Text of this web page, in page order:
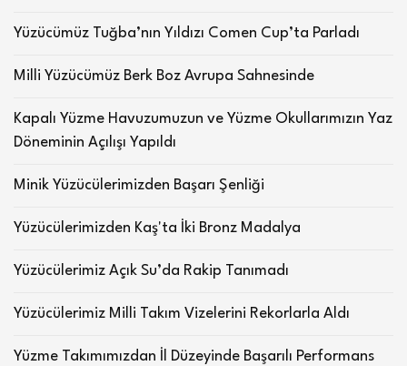
Yüzücümüz Tuğba’nın Yıldızı Comen Cup’ta Parladı
Milli Yüzücümüz Berk Boz Avrupa Sahnesinde
Kapalı Yüzme Havuzumuzun ve Yüzme Okullarımızın Yaz
Döneminin Açılışı Yapıldı
Minik Yüzücülerimizden Başarı Şenliği
Yüzücülerimizden Kaş'ta İki Bronz Madalya
Yüzücülerimiz Açık Su’da Rakip Tanımadı
Yüzücülerimiz Milli Takım Vizelerini Rekorlarla Aldı
Yüzme Takımımızdan İl Düzeyinde Başarılı Performans